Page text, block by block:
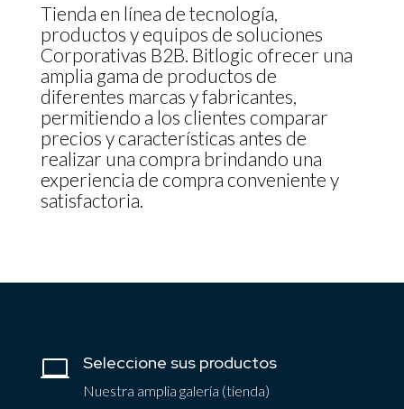
Tienda en línea de tecnología,
productos y equipos de soluciones
Corporativas B2B. Bitlogic ofrecer una
amplia gama de productos de
diferentes marcas y fabricantes,
permitiendo a los clientes comparar
precios y características antes de
realizar una compra brindando una
experiencia de compra conveniente y
satisfactoria.
 Seleccione sus productos
Nuestra amplia galería (tienda)